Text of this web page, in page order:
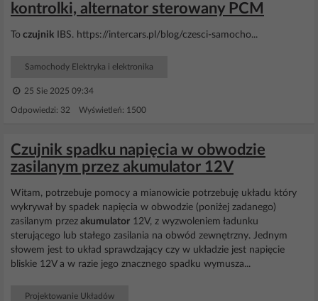
kontrolki, alternator sterowany PCM
To czujnik IBS. https://intercars.pl/blog/czesci-samocho...
Samochody Elektryka i elektronika
25 Sie 2025 09:34
Odpowiedzi: 32 Wyświetleń: 1500
Czujnik spadku napięcia w obwodzie
zasilanym przez akumulator 12V
Witam, potrzebuje pomocy a mianowicie potrzebuję układu który
wykrywał by spadek napięcia w obwodzie (poniżej zadanego)
zasilanym przez akumulator 12V, z wyzwoleniem ładunku
sterującego lub stałego zasilania na obwód zewnętrzny. Jednym
słowem jest to układ sprawdzający czy w układzie jest napięcie
bliskie 12V a w razie jego znacznego spadku wymusza...
Projektowanie Układów